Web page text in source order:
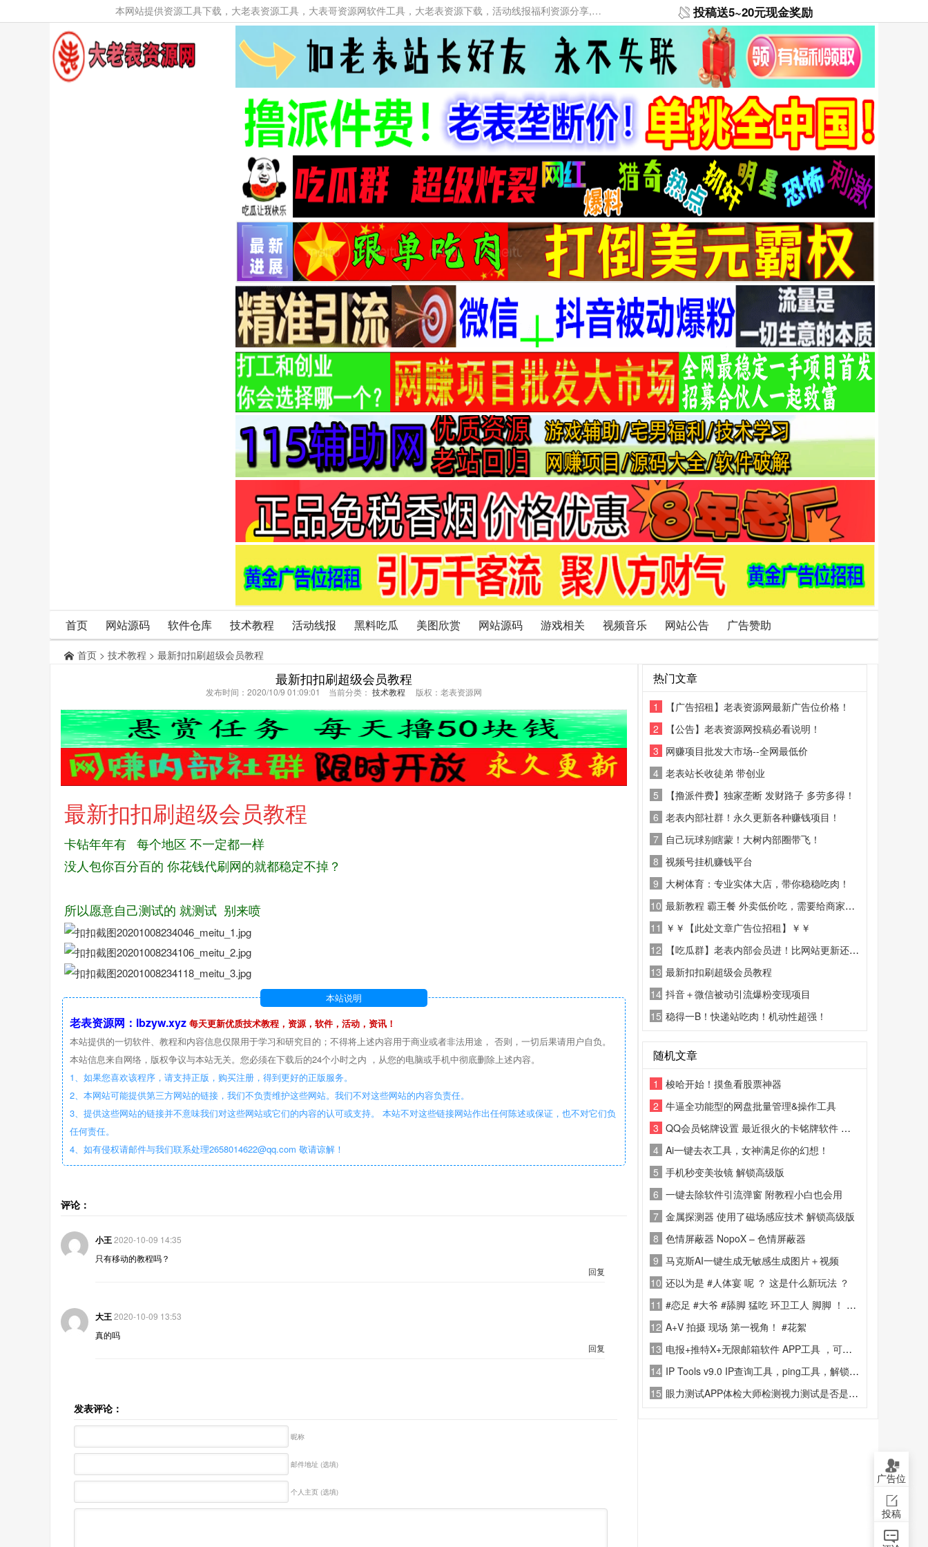
本网站提供资源工具下载，大老表资源工具，大表哥资源网软件工具，大老表资源下载，活动线报福利资源分享,活动线报，大型网游经典游戏，网络热门技术游戏辅助交流与分享。 投稿送5~20元现金奖励
首页 网站源码 软件仓库 技术教程 活动线报 黑料吃瓜 美图欣赏 网站源码 游戏相关 视频音乐 网站公告 广告赞助
首页 > 技术教程 > 最新扣扣刷超级会员教程
最新扣扣刷超级会员教程
发布时间：2020/10/9 01:09:01 当前分类： 技术教程 版权：老表资源网
最新扣扣刷超级会员教程
卡钻年年有 每个地区 不一定都一样
没人包你百分百的 你花钱代刷网的就都稳定不掉？
所以愿意自己测试的 就测试 别来喷
本站说明
老表资源网：lbzyw.xyz 每天更新优质技术教程，资源，软件，活动，资讯！
本站提供的一切软件、教程和内容信息仅限用于学习和研究目的；不得将上述内容用于商业或者非法用途， 否则，一切后果请用户自负。
本站信息来自网络，版权争议与本站无关。您必须在下载后的24个小时之内 ，从您的电脑或手机中彻底删除上述内容。
1、如果您喜欢该程序，请支持正版，购买注册，得到更好的正版服务。
2、本网站可能提供第三方网站的链接，我们不负责维护这些网站。我们不对这些网站的内容负责任。
3、提供这些网站的链接并不意味我们对这些网站或它们的内容的认可或支持。 本站不对这些链接网站作出任何陈述或保证，也不对它们负
任何责任。
4、如有侵权请邮件与我们联系处理2658014622@qq.com 敬请谅解！
评论：
小王2020-10-09 14:35
只有移动的教程吗？
回复
大王2020-10-09 13:53
真的吗
回复
发表评论：
昵称
邮件地址 (选填)
个人主页 (选填)
热门文章
1
【广告招租】老表资源网最新广告位价格！
2
【公告】老表资源网投稿必看说明！
3 网赚项目批发大市场--全网最低价
4 老表站长收徒弟 带创业
5
【撸派件费】独家垄断 发财路子 多劳多得！
6 老表内部社群！永久更新各种赚钱项目！
7 自己玩球别瞎蒙！大树内部圈带飞！
8 视频号挂机赚钱平台
9 大树体育：专业实体大店，带你稳稳吃肉！
10 最新教程 霸王餐 外卖低价吃，需要给商家好评
11 ￥￥【此处文章广告位招租】￥￥
12
【吃瓜群】老表内部会员进！比网站更新还精彩！
13 最新扣扣刷超级会员教程
14 抖音＋微信被动引流爆粉变现项目
15 稳得一B！快递站吃肉！机动性超强！
随机文章
1
梭哈开始！摸鱼看股票神器
2 牛逼全功能型的网盘批量管理&操作工具
3 QQ会员铭牌设置 最近很火的卡铭牌软件 玩号必备
4 Ai一键去衣工具，女神满足你的幻想！
5 手机秒变美妆镜 解锁高级版
6 一键去除软件引流弹窗 附教程小白也会用
7 金属探测器 使用了磁场感应技术 解锁高级版
8 色情屏蔽器 NopoX – 色情屏蔽器
9 马克斯AI一键生成无敏感生成图片＋视频
10 还以为是 #人体宴 呢 ？ 这是什么新玩法 ？
11 #恋足 #大爷 #舔脚 猛吃 环卫工人 脚脚 ！ 干了一天活 味道足 ？？？
12 A+V 拍摄 现场 第一视角！ #花絮
13 电报+推特X+无限邮箱软件 APP工具 ，可以接验证码吖
14 IP Tools v9.0 IP查询工具，ping工具，解锁高级版
15 眼力测试APP体检大师检测视力测试是否是色盲色弱
广告位
投稿